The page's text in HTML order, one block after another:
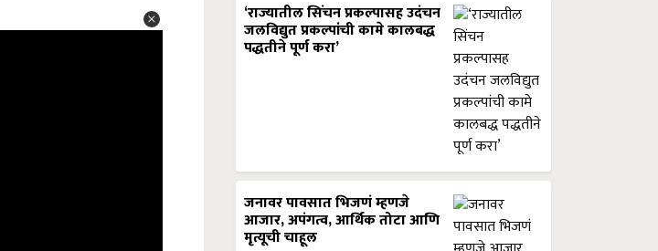
‘राज्यातील सिंचन प्रकल्पासह उदंचन
जलविद्युत प्रकल्पांची कामे कालबद्ध
पद्धतीने पूर्ण करा’
जनावर पावसात भिजणं म्हणजे
आजार, अपंगत्व, आर्थिक तोटा आणि
मृत्यूची चाहूल